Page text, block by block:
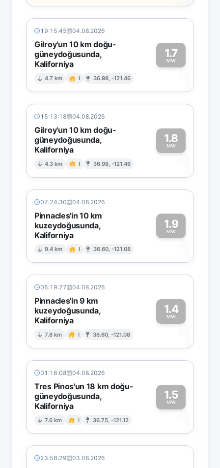
19:15:45 04.08.2026
Gilroy'un 10 km doğu-
güneydoğusunda,
Kaliforniya
4.7 km I 36.98, -121.46
1.7
MW
1
15:13:18 04.08.2026
Gilroy'un 10 km doğu-
güneydoğusunda,
Kaliforniya
4.3 km I 36.98, -121.46
1.8
MW
1
07:24:30 04.08.2026
Pinnacles'in 10 km
kuzeydoğusunda,
Kaliforniya
9.4 km I 36.60, -121.08
1.9
MW
1
05:19:27 04.08.2026
Pinnacles'in 9 km
kuzeydoğusunda,
Kaliforniya
7.8 km I 36.60, -121.08
1.4
MW
1
01:16:08 04.08.2026
Tres Pinos'un 18 km doğu-
güneydoğusunda,
Kaliforniya
7.6 km I 36.75, -121.12
1.5
MW
1
23:58:29 03.08.2026